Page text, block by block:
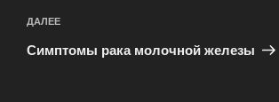
Следующая
запись
ДАЛЕЕ
Симптомы рака молочной железы